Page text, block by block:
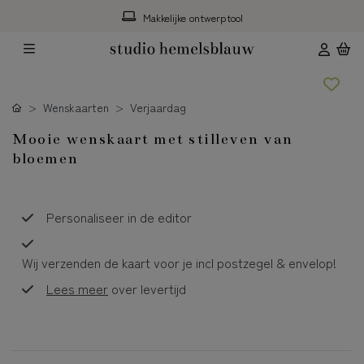
Makkelijke ontwerptool
Wenskaarten Verjaardag
Mooie wenskaart met stilleven van
bloemen
Personaliseer in de editor
Wij verzenden de kaart voor je incl postzegel & envelop!
Lees meer over levertijd